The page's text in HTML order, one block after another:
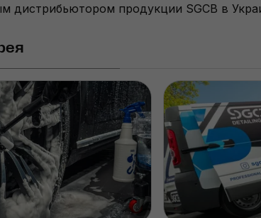
дистрибьютором продукции SGCB в